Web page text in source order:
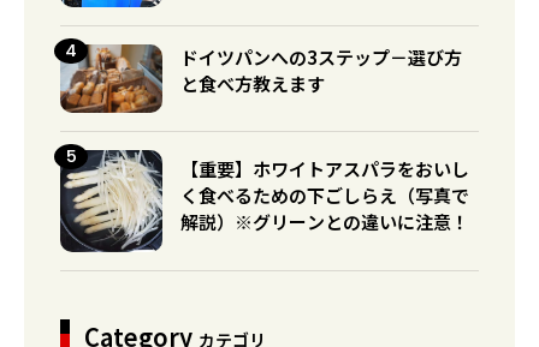
ドイツパンへの3ステップ－選び方
と食べ方教えます
【重要】ホワイトアスパラをおいし
く食べるための下ごしらえ（写真で
解説）※グリーンとの違いに注意！
Category カテゴリ